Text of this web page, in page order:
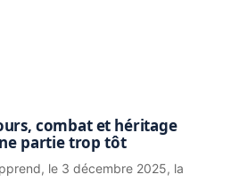
combat et héritage
partie trop tôt
le 3 décembre 2025, la